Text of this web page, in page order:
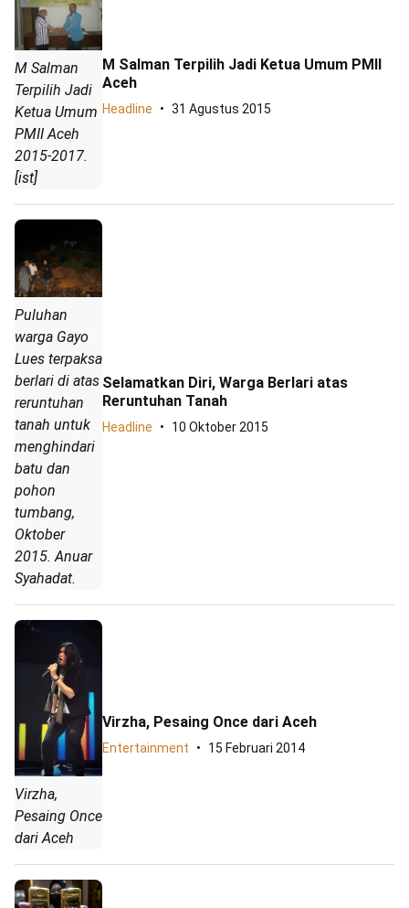
M Salman
Terpilih Jadi
Ketua Umum
PMII Aceh
2015-2017.
[ist]
M Salman Terpilih Jadi Ketua Umum PMII
Aceh
Headline 31 Agustus 2015
Puluhan
warga Gayo
Lues terpaksa
berlari di atas
reruntuhan
tanah untuk
menghindari
batu dan
pohon
tumbang,
Oktober
2015. Anuar
Syahadat.
Selamatkan Diri, Warga Berlari atas
Reruntuhan Tanah
Headline 10 Oktober 2015
Virzha,
Pesaing Once
dari Aceh
Virzha, Pesaing Once dari Aceh
Entertainment 15 Februari 2014